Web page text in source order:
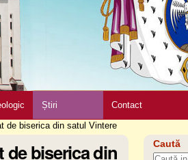
Știri Contact
de biserica din satul Vintere
biserica din
Caută